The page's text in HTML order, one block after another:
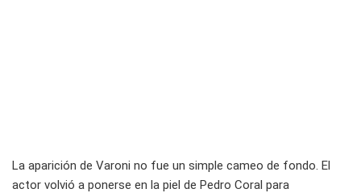
La aparición de Varoni no fue un simple cameo de fondo. El
actor volvió a ponerse en la piel de Pedro Coral para